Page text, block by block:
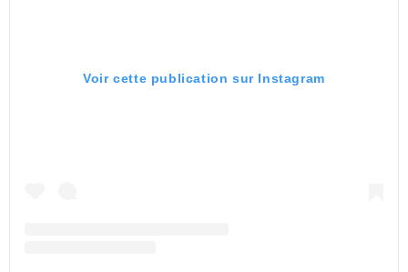
Voir cette publication sur Instagram